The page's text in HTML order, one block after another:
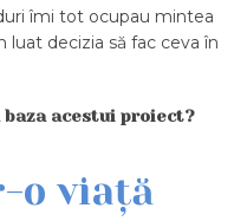
îmi tot ocupau mintea
luat decizia să fac ceva în
baza acestui proiect?
o viață